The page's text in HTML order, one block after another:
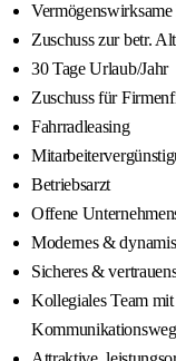
Zuschuss zur betr.
30 Tage Urlaub/Jahr
Zuschuss für
Fahrradleasing
Betriebsarzt
Offene
Modernes &
Sicheres &
Kollegiales Team